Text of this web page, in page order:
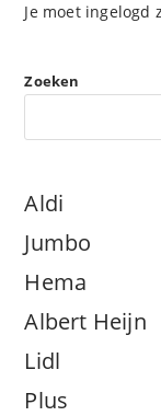
Je moet ingelogd
Zoeken
Aldi
Jumbo
Hema
Albert Heijn
Lidl
Plus